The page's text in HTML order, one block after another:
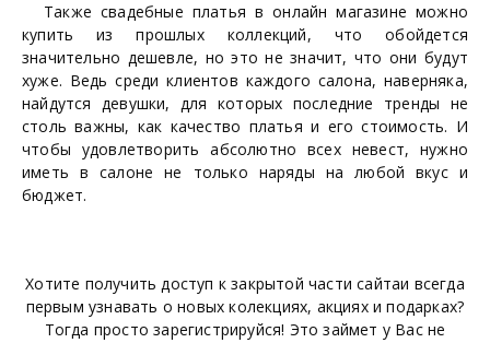
Также свадебные платья в онлайн магазине можно
купить из прошлых коллекций, что обойдется
значительно дешевле, но это не значит, что они будут
хуже. Ведь среди клиентов каждого салона, наверняка,
найдутся девушки, для которых последние тренды не
столь важны, как качество платья и его стоимость. И
чтобы удовлетворить абсолютно всех невест, нужно
иметь в салоне не только наряды на любой вкус и
бюджет.
Хотите получить доступ к закрытой части сайтаи всегда
первым узнавать о новых колекциях, акциях и подарках?
Тогда просто зарегистрируйся! Это займет у Вас не